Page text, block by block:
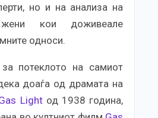
но и на анализа на
кои доживеале
односи.
потеклото на самиот
доаѓа од драмата на
Lightод 1938 година,